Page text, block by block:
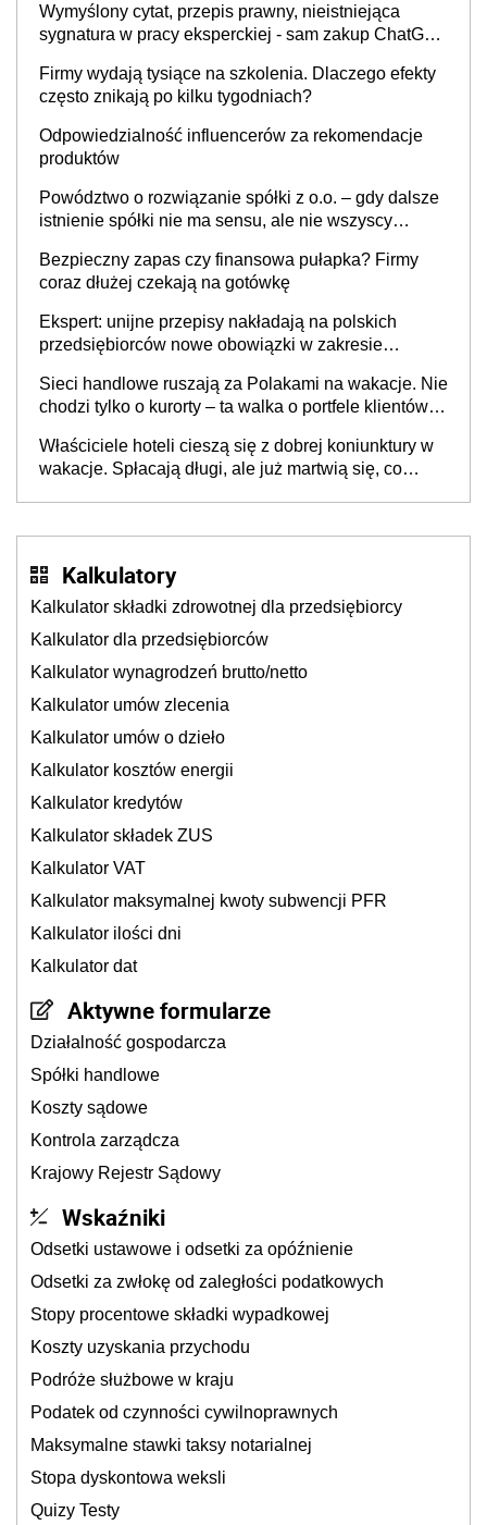
Wymyślony cytat, przepis prawny, nieistniejąca
sygnatura w pracy eksperckiej - sam zakup ChatGPT
Firmy wydają tysiące na szkolenia. Dlaczego efekty
często znikają po kilku tygodniach?
Odpowiedzialność influencerów za rekomendacje
produktów
Powództwo o rozwiązanie spółki z o.o. – gdy dalsze
istnienie spółki nie ma sensu, ale nie wszyscy
Bezpieczny zapas czy finansowa pułapka? Firmy
coraz dłużej czekają na gotówkę
Ekspert: unijne przepisy nakładają na polskich
przedsiębiorców nowe obowiązki w zakresie
Sieci handlowe ruszają za Polakami na wakacje. Nie
chodzi tylko o kurorty – ta walka o portfele klientów
cichu
Właściciele hoteli cieszą się z dobrej koniunktury w
wakacje. Spłacają długi, ale już martwią się, co
Kalkulatory
Kalkulator składki zdrowotnej dla przedsiębiorcy
Kalkulator dla przedsiębiorców
Kalkulator wynagrodzeń brutto/netto
Kalkulator umów zlecenia
Kalkulator umów o dzieło
Kalkulator kosztów energii
Kalkulator kredytów
Kalkulator składek ZUS
Kalkulator VAT
Kalkulator maksymalnej kwoty subwencji PFR
Kalkulator ilości dni
Kalkulator dat
Aktywne formularze
Działalność gospodarcza
Spółki handlowe
Koszty sądowe
Kontrola zarządcza
Krajowy Rejestr Sądowy
Wskaźniki
Odsetki ustawowe i odsetki za opóźnienie
Odsetki za zwłokę od zaległości podatkowych
Stopy procentowe składki wypadkowej
Koszty uzyskania przychodu
Podróże służbowe w kraju
Podatek od czynności cywilnoprawnych
Maksymalne stawki taksy notarialnej
Stopa dyskontowa weksli
Quizy Testy